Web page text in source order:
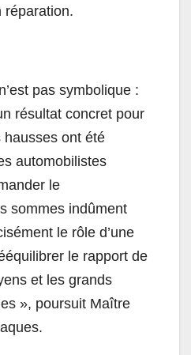
réparation.
pas symbolique :
résultat concret pour
hausses ont été
automobilistes
le
sommes indûment
le rôle d’une
le rapport de
et les grands
», poursuit Maître